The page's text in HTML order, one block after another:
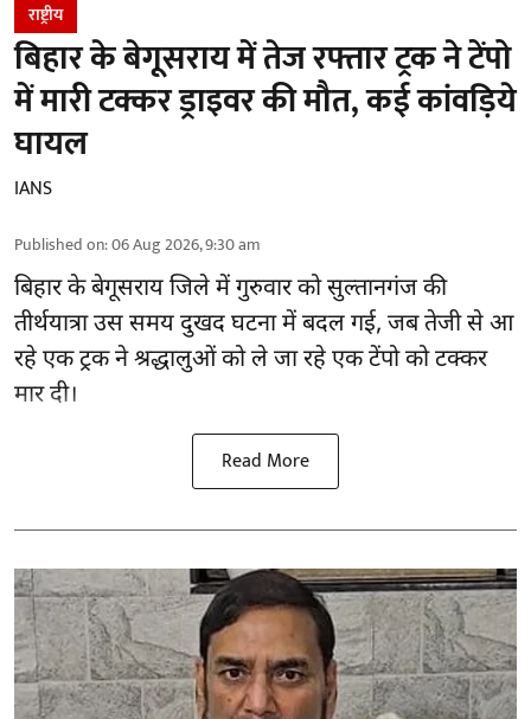
राष्ट्रीय
बिहार के बेगूसराय में तेज रफ्तार ट्रक ने टेंपो
में मारी टक्कर ड्राइवर की मौत, कई कांवड़िये
घायल
IANS
Published on:06 Aug 2026, 9:30 am
बिहारके बेगूसराय जिले में गुरुवार को सुल्तानगंज की
तीर्थयात्रा उस समय दुखद घटना में बदल गई, जब तेजी से आ
रहे एक ट्रक ने श्रद्धालुओं को ले जा रहे एक टेंपो को टक्कर
मार दी।
Read More